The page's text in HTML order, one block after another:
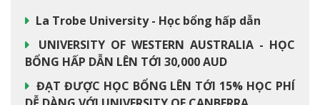
La Trobe University - Học bổng hấp dẫn
UNIVERSITY OF WESTERN AUSTRALIA - HỌC
BỔNG HẤP DẪN LÊN TỚI 30,000 AUD
ĐẠT ĐƯỢC HỌC BỔNG LÊN TỚI 15% HỌC PHÍ